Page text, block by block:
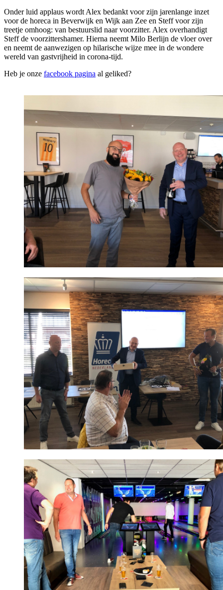
Onder luid applaus wordt Alex bedankt voor zijn jarenlange inzet
voor de horeca in Beverwijk en Wijk aan Zee en Steff voor zijn
treetje omhoog: van bestuurslid naar voorzitter. Alex overhandigt
Steff de voorzittershamer. Hierna neemt Milo Berlijn de vloer over
en neemt de aanwezigen op hilarische wijze mee in de wondere
wereld van gastvrijheid in corona-tijd.
Heb je onze facebook pagina al geliked?